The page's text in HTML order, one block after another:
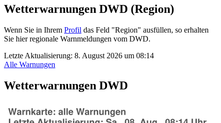
Wetterwarnungen DWD (Region)
Wenn Sie in Ihrem Profil das Feld "Region" ausfüllen, so erhalten
Sie hier regionale Warnmeldungen vom DWD.
Letzte Aktualisierung: 8. August 2026 um 08:14
Alle Warnungen
Wetterwarnungen DWD